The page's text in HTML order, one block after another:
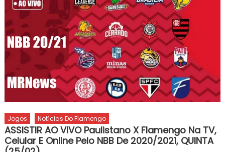
Jogos Notícias Do Flamengo
ASSISTIR AO VIVO Paulistano X Flamengo Na TV,
Celular E Online Pelo NBB De 2020/2021, QUINTA